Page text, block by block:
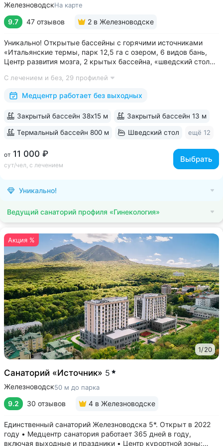
ЖелезноводскНа карте
9.7 47 отзывов 2 в Железноводске
Уникально! Открытые бассейны с горячими источниками
«Итальянские термы, парк 12,5 га с озером, 6 видов бань,
Центр развития мозга, 2 крытых бассейна, «шведский стол»
большой спа-комплекс, вода «Легенда Кавказа» •
Расположен в уединенном...
С лечением и без, 29 профилей
Медцентр работает без выходных
от 11 000 ₽
сут/чел, с лечением
Выбрать
Закрытый бассейн 38х15 м Закрытый бассейн 13 м
Термальный бассейн 800 м Шведский стол ещё 12
Уникально!
Ведущий санаторий профиля «Гинекология»
Акция %
1/20
Санаторий «Источник» 5
Железноводск50 м до парка
9.2 30 отзывов 4 в Железноводске
Единственный санаторий Железноводска 5*. Открыт в 2022
году • Медцентр санатория работает 365 дней в году,
включая выходные и праздники • Центр курортной зоны: